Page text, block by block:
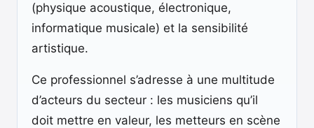
(physique acoustique, électronique,
informatique musicale) et la sensibilité
artistique.
Ce professionnel s’adresse à une multitude
d’acteurs du secteur : les musiciens qu’il
doit mettre en valeur, les metteurs en scène